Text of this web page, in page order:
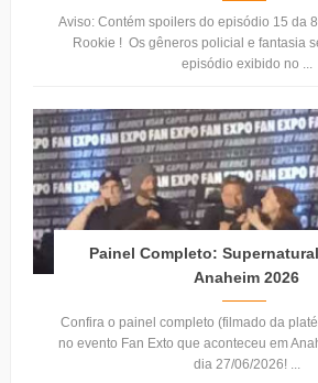
Aviso: Contém spoilers do episódio 15 da
Rookie ! Os gêneros policial e fantasia
episódio exibido no ...
Painel Completo:
Anaheim 2026
Confira o painel completo (filmado da
no evento Fan Exto que aconteceu em
dia 27/06/2026! ...